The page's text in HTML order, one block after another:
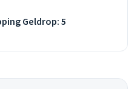
Geldrop: 5